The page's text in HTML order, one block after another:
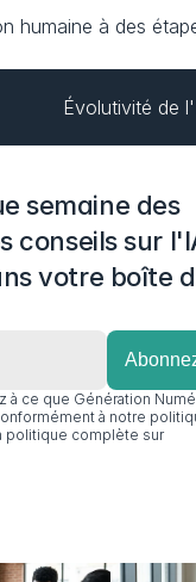
à des
Évolutivité de
semaine des
conseils sur
votre boîte
à ce que Génération
à notre
politique complète sur